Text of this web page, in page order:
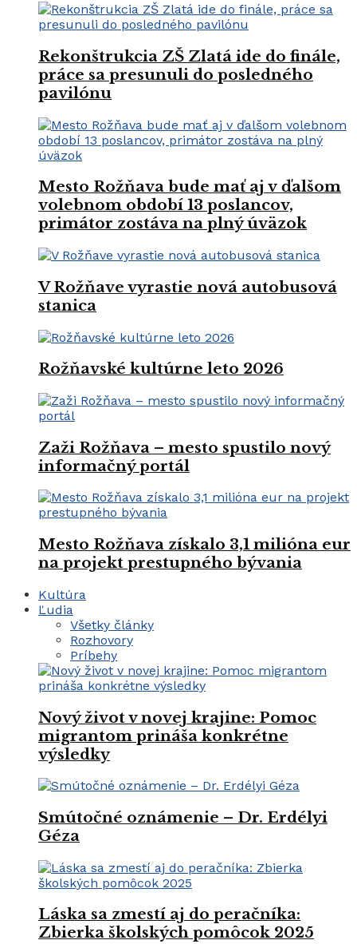
Rekonštrukcia ZŠ Zlatá ide do finále,
práce sa presunuli do posledného
pavilónu
Mesto Rožňava bude mať aj v ďalšom
volebnom období 13 poslancov,
primátor zostáva na plný úväzok
V Rožňave vyrastie nová autobusová
stanica
Rožňavské kultúrne leto 2026
Zaži Rožňava – mesto spustilo nový
informačný portál
Mesto Rožňava získalo 3,1 milióna eur
na projekt prestupného bývania
Kultúra
Ľudia
Všetky články
Rozhovory
Príbehy
Nový život v novej krajine: Pomoc
migrantom prináša konkrétne
výsledky
Smútočné oznámenie – Dr. Erdélyi
Géza
Láska sa zmestí aj do peračníka:
Zbierka školských pomôcok 2025